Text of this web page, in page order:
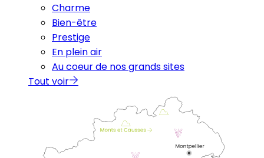
Charme
Bien-être
Prestige
En plein air
Au coeur de nos grands sites
Tout voir